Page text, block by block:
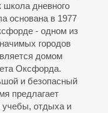
дневного
основана в 1977
- одном из
городов
домом
Оксфорда.
и безопасный
предлагает
учебы, отдыха и